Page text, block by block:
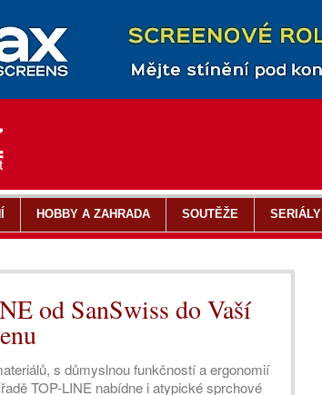
od SanSwiss do Vaší
s důmyslnou funkčností a ergonomií
TOP-LINE nabídne i atypické sprchové
HOBBY A ZAHRADA SOUTĚŽE SERIÁLY